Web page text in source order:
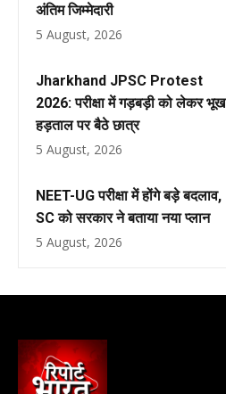
अंतिम जिम्मेदारी
5 August, 2026
Jharkhand JPSC Protest
2026: परीक्षा में गड़बड़ी को लेकर भूख
हड़ताल पर बैठे छात्र
5 August, 2026
NEET-UG परीक्षा में होंगे बड़े बदलाव,
SC को सरकार ने बताया नया प्लान
5 August, 2026